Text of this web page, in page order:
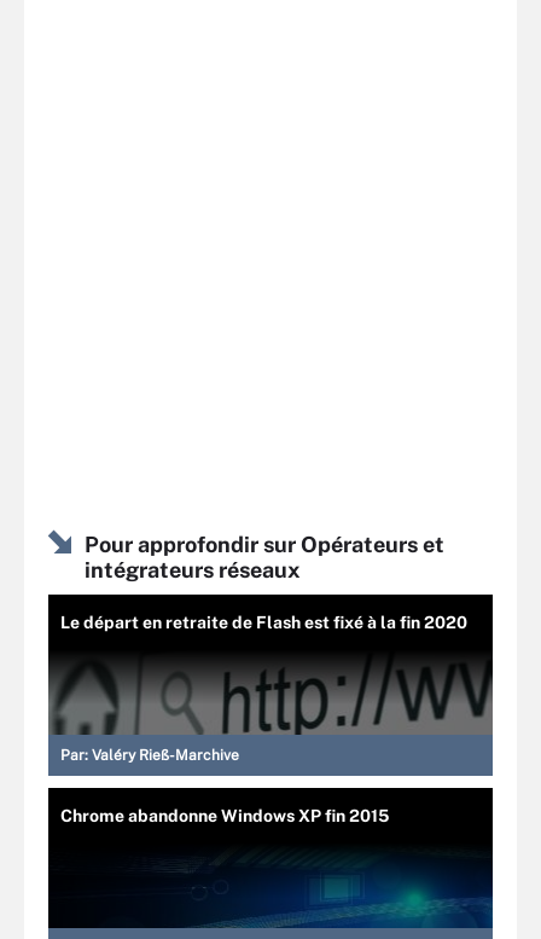
Pour approfondir sur Opérateurs et
intégrateurs réseaux
Le départ en retraite de Flash est fixé à la fin 2020
Par: Valéry Rieß-Marchive
Chrome abandonne Windows XP fin 2015